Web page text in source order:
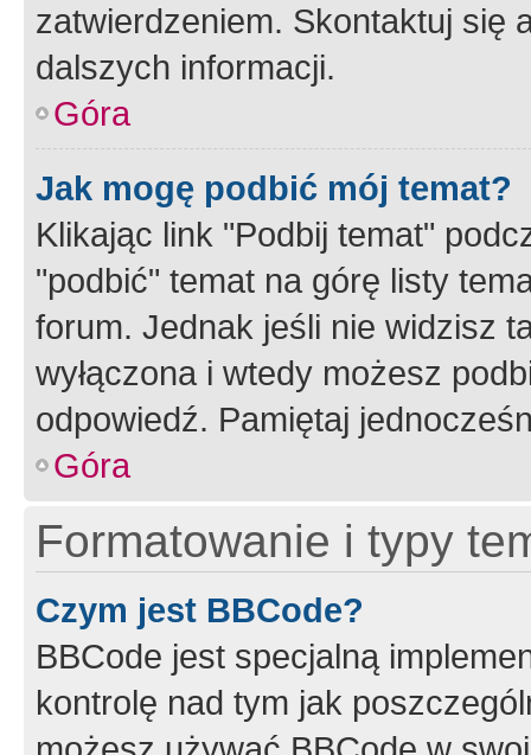
zatwierdzeniem. Skontaktuj się
dalszych informacji.
Góra
Jak mogę podbić mój temat?
Klikając link "Podbij temat"
"podbić" temat na górę listy
forum. Jednak jeśli nie widzisz
wyłączona i wtedy możesz
odpowiedź. Pamiętaj
Góra
Formatowanie i typy
Czym jest BBCode?
BBCode jest specjalną
kontrolę nad tym jak